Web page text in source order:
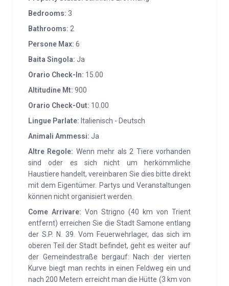
anderen ausgestattet ist Sie benötigen, es gibt 2
Badezimmer in der Hütte, eines im Wohnbereich und
Skiausrüstung stehen Abstellmöglichkeiten zur
Verfügung. Eine einzige Struktur ganz für Sie, mit
großem Privatgarten, ausgestattet mit Grill, Bereich
für Lagerfeuer, Entspannungsbereich mit
Hängematte, überdachter „Polenta-Hütte“ für Mittag-
und Abendessen im Freien. Es gibt eine Ladestation
DIENSTLEISTUNGEN:
In Samone (3 km) gibt es ein
Lebensmittelgeschäft, eine Bank, eine medizinische
Klinik, eine Pizzeria, einen Pinienwald mit Spielplatz,
einen Fußballplatz, einen Tennisplatz usw Cafe. In
Strigno (5 km) Apotheke, Supermarkt, Dienstags
Wochenmarkt, Freibad, Bibliothek, Schießstand,
Bahnhof. In Borgo Valsugana (12 km) Krankenhaus
mit Notarztdienst, Bahnhof, Wochenmarkt mittwochs
und andere Dienstleistungen.
Bedrooms: 3
Bathrooms: 2
Persone Max: 6
Baita Singola: Ja
Orario Check-In: 15.00
Altitudine Mt: 900
Orario Check-Out: 10.00
Lingue Parlate: Italienisch - Deutsch
Animali Ammessi: Ja
Altre Regole: Wenn mehr als 2 Tiere vorhanden
sind oder es sich nicht um herkömmliche
Haustiere handelt, vereinbaren Sie dies bitte direkt
mit dem Eigentümer. Partys und Veranstaltungen
können nicht organisiert werden.
Come Arrivare: Von Strigno (40 km von Trient
entfernt) erreichen Sie die Stadt Samone entlang
der S.P. N. 39. Vom Feuerwehrlager, das sich im
oberen Teil der Stadt befindet, geht es weiter auf
der Gemeindestraße bergauf: Nach der vierten
Kurve biegt man rechts in einen Feldweg ein und
nach 200 Metern erreicht man die Hütte (3 km von